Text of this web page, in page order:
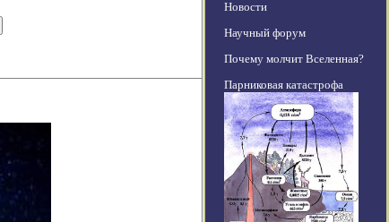
Новости
Научный форум
Почему молчит Вселенная?
Парниковая катастрофа